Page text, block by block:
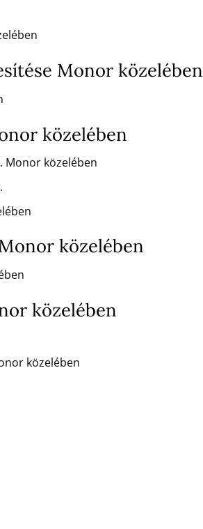
Monor közelében
közelében
Monor közelében
közelében
közelében
közelében